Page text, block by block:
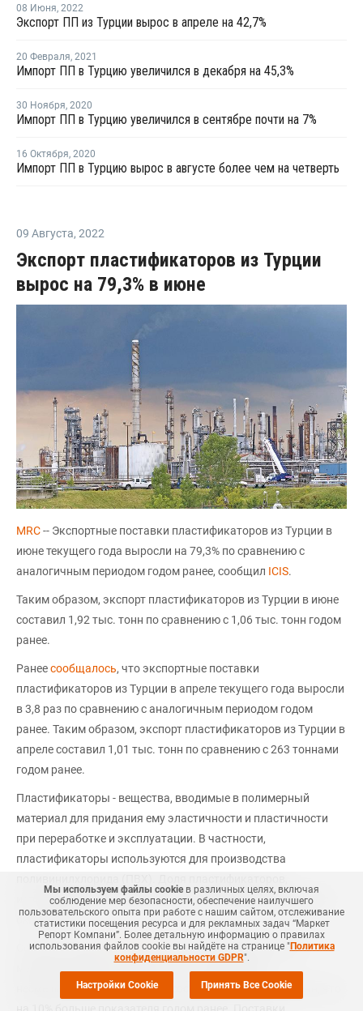
08 Июня, 2022
Экспорт ПП из Турции вырос в апреле на 42,7%
20 Февраля, 2021
Импорт ПП в Турцию увеличился в декабря на 45,3%
30 Ноября, 2020
Импорт ПП в Турцию увеличился в сентябре почти на 7%
16 Октября, 2020
Импорт ПП в Турцию вырос в августе более чем на четверть
09 Августа, 2022
Экспорт пластификаторов из Турции
вырос на 79,3% в июне
MRC-- Экспортные поставки пластификаторов из Турции в
июне текущего года выросли на 79,3% по сравнению с
аналогичным периодом годом ранее, сообщил ICIS.
Таким образом, экспорт пластификаторов из Турции в июне
составил 1,92 тыс. тонн по сравнению с 1,06 тыс. тонн годом
ранее.
Ранеесообщалось, что экспортные поставки
пластификаторов из Турции в апреле текущего года выросли
в 3,8 раз по сравнению с аналогичным периодом годом
ранее. Таким образом, экспорт пластификаторов из Турции в
апреле составил 1,01 тыс. тонн по сравнению с 263 тоннами
годом ранее.
Пластификаторы - вещества, вводимые в полимерный
материал для придания ему эластичности и пластичности
при переработке и эксплуатации. В частности,
пластификаторы используются для производства
используемых для производства ПВХ изделий, составляет
около 80%.
Согласно обзоруСканПласт, по итогам первых шести
несмешанного ПВХ в России составило 512,88 тыс. тонн, что
Мы используем файлы cookieв различных целях, включая
соблюдение мер безопасности, обеспечение наилучшего
пользовательского опыта при работе с нашим сайтом, отслеживание
статистики посещения ресурса и для рекламных задач “Маркет
Репорт Компани”. Более детальную информацию о правилах
использования файлов cookie вы найдёте на странице "Политика
конфиденциальности GDPR".
Настройки Cookie Принять Все Cookie